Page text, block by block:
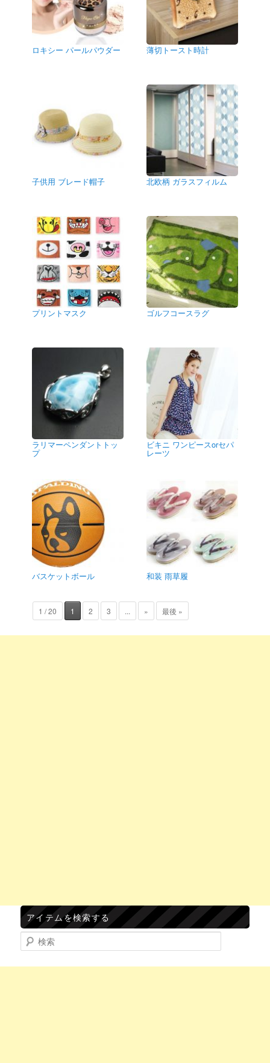
ロキシー パールパウダー 薄切トースト時計
子供用 ブレード帽子 北欧柄 ガラスフィルム
プリントマスク ゴルフコースラグ
ラリマーペンダントトッ
プ
ビキニ ワンピースorセパ
レーツ
バスケットボール 和装 雨草履
1 / 20 1 2 3 ... » 最後 »
アイテムを検索する
検索